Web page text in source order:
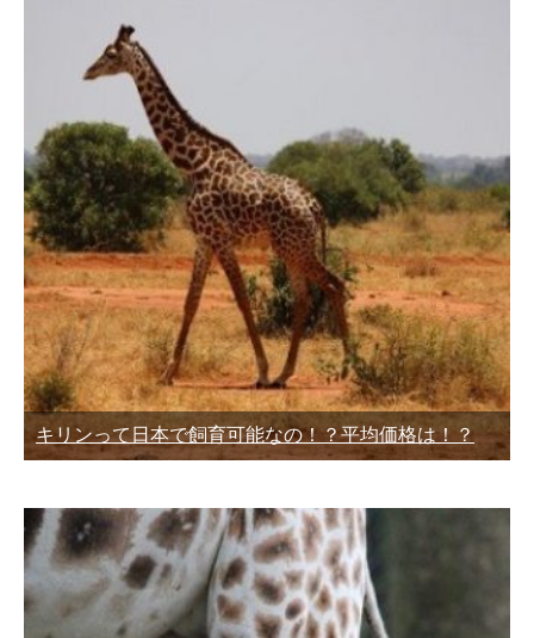
キリンって日本で飼育可能なの！？平均価格は！？